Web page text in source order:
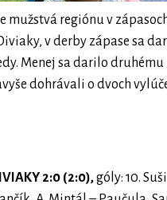
mužstvá regiónu v
v derby zápase sa
Menej sa darilo
dohrávali o dvoch
2:0 (2:0),góly: 10.